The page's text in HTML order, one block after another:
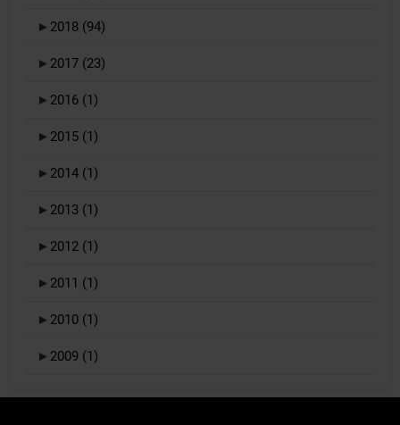
► 2018 (94)
► 2017 (23)
► 2016 (1)
► 2015 (1)
► 2014 (1)
► 2013 (1)
► 2012 (1)
► 2011 (1)
► 2010 (1)
► 2009 (1)